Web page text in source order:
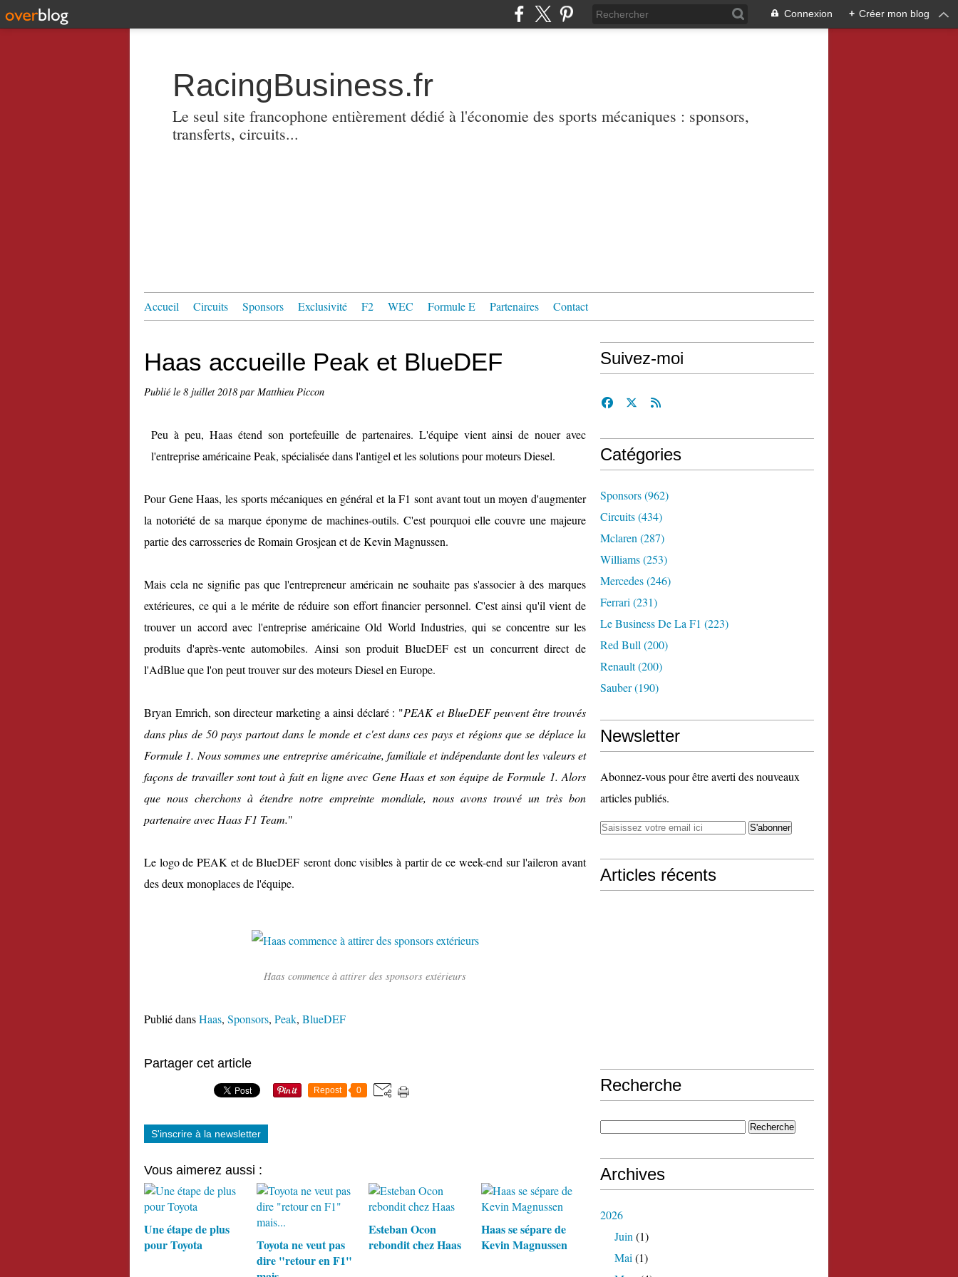
Connexion + Créer mon blog
RacingBusiness.fr
Le seul site francophone entièrement dédié à l'économie des sports mécaniques : sponsors,
transferts, circuits...
Accueil Circuits Sponsors Exclusivité F2 WEC Formule E Partenaires Contact
Haas accueille Peak et BlueDEF
Publié le 8 juillet 2018 par Matthieu Piccon
Peu à peu, Haas étend son portefeuille de partenaires. L'équipe vient ainsi de nouer avec
l'entreprise américaine Peak, spécialisée dans l'antigel et les solutions pour moteurs Diesel.
Pour Gene Haas, les sports mécaniques en général et la F1 sont avant tout un moyen d'augmenter
la notoriété de sa marque éponyme de machines-outils. C'est pourquoi elle couvre une majeure
partie des carrosseries de Romain Grosjean et de Kevin Magnussen.
Mais cela ne signifie pas que l'entrepreneur américain ne souhaite pas s'associer à des marques
extérieures, ce qui a le mérite de réduire son effort financier personnel. C'est ainsi qu'il vient de
trouver un accord avec l'entreprise américaine Old World Industries, qui se concentre sur les
produits d'après-vente automobiles. Ainsi son produit BlueDEF est un concurrent direct de
l'AdBlue que l'on peut trouver sur des moteurs Diesel en Europe.
Bryan Emrich, son directeur marketing a ainsi déclaré : "PEAK et BlueDEF peuvent être trouvés
dans plus de 50 pays partout dans le monde et c'est dans ces pays et régions que se déplace la
Formule 1. Nous sommes une entreprise américaine, familiale et indépendante dont les valeurs et
façons de travailler sont tout à fait en ligne avec Gene Haas et son équipe de Formule 1. Alors
que nous cherchons à étendre notre empreinte mondiale, nous avons trouvé un très bon
partenaire avec Haas F1 Team."
Le logo de PEAK et de BlueDEF seront donc visibles à partir de ce week-end sur l'aileron avant
des deux monoplaces de l'équipe.
Haas commence à attirer des sponsors extérieurs
Publié dansHaas, Sponsors, Peak, BlueDEF
Partager cet article
Repost 0
S'inscrire à la newsletter
Vous aimerez aussi :
Une étape de plus
pour Toyota
Toyota ne veut pas
dire "retour en F1"
Esteban Ocon
rebondit chez Haas
Haas se sépare de
Kevin Magnussen
Suivez-moi
Catégories
Sponsors(962)
Circuits(434)
Mclaren (287)
Williams(253)
Mercedes(246)
Ferrari (231)
Le Business De La F1 (223)
Red Bull (200)
Renault(200)
Sauber(190)
Newsletter
Abonnez-vous pour être averti des nouveaux
articles publiés.
Articles récents
Recherche
Archives
2026
Juin (1)
Mai (1)